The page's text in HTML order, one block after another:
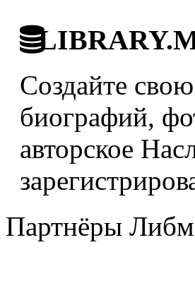
Создайте
биографий,
авторское
Партнёры